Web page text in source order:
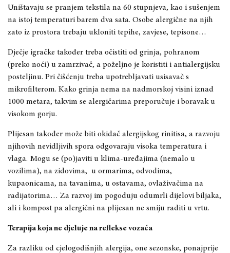
Uništavaju se pranjem tekstila na 60 stupnjeva, kao i sušenjem
na istoj temperaturi barem dva sata. Osobe alergične na njih
zato iz prostora trebaju ukloniti tepihe, zavjese, tepisone…
Dječje igračke također treba očistiti od grinja, pohranom
(preko noći) u zamrzivač, a poželjno je koristiti i antialergijsku
posteljinu. Pri čišćenju treba upotrebljavati usisavač s
mikrofilterom. Kako grinja nema na nadmorskoj visini iznad
1000 metara, takvim se alergičarima preporučuje i boravak u
visokom gorju.
Plijesan također može biti okidač alergijskog rinitisa, a razvoju
njihovih nevidljivih spora odgovaraju visoka temperatura i
vlaga. Mogu se (po)javiti u klima-uređajima (nemalo u
vozilima), na zidovima, u ormarima, odvodima,
kupaonicama, na tavanima, u ostavama, ovlaživačima na
radijatorima… Za razvoj im pogoduju odumrli dijelovi biljaka,
ali i kompost pa alergični na plijesan ne smiju raditi u vrtu.
Terapija koja ne djeluje na reflekse vozača
Za razliku od cjelogodišnjih alergija, one sezonske, ponajprije